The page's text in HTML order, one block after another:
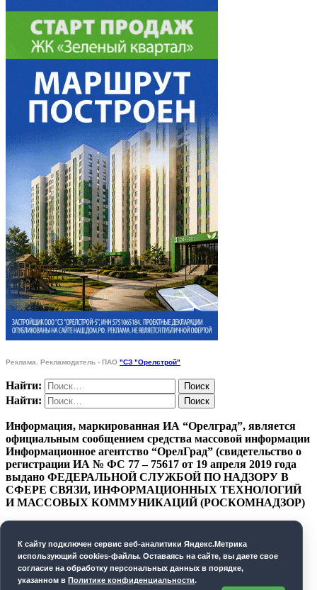
Реклама. Рекламодатель - ПАО "СЗ "Орелстрой"
Найти:
Найти:
Информация, маркированная ИА “Орелград”, является
официальным сообщением средства массовой информации
Информационное агентство “ОрелГрад” (свидетельство о
регистрации ИА № ФС 77 – 75617 от 19 апреля 2019 года
выдано ФЕДЕРАЛЬНОЙ СЛУЖБОЙ ПО НАДЗОРУ В
СФЕРЕ СВЯЗИ, ИНФОРМАЦИОННЫХ ТЕХНОЛОГИЙ
И МАССОВЫХ КОММУНИКАЦИЙ (РОСКОМНАДЗОР)
СОГЛАСИЕ НА ОБРАБОТКУ ПЕРСОНАЛЬНЫХ
ДАННЫХ
К cайту подключен сервис веб-аналитики Яндекс.Метрика
использующий cookies-файлы. Оставаясь на сайте, вы даете свое
согласие на обработку персональных данных в порядке,
указанном в Политике конфиденциальности.